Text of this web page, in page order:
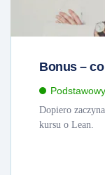
Bonus –
Podstawowy
Dopiero
kursu o Lean.